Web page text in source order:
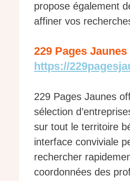
propose également
affiner vos
229 Pages Jaunes
https://
229 Pages Jaunes
sélection
sur tout le territoire
interface conviviale
rechercher
coordonnées des